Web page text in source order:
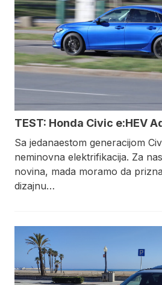
TEST: Honda Civic e:HEV
Sa jedanaestom generacijom
neminovna elektrifikacija. Za
novina, mada moramo da
dizajnu…